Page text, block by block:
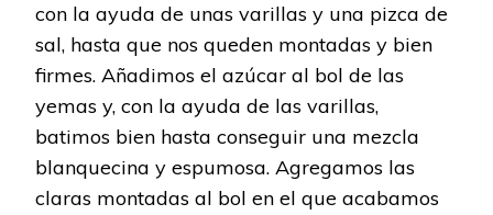
con la ayuda de unas varillas y una pizca de
sal, hasta que nos queden montadas y bien
firmes. Añadimos el azúcar al bol de las
yemas y, con la ayuda de las varillas,
batimos bien hasta conseguir una mezcla
blanquecina y espumosa. Agregamos las
claras montadas al bol en el que acabamos